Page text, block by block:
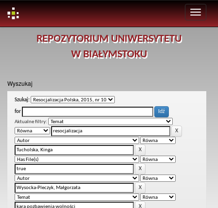
REPOZYTORIUM UNIWERSYTETU
W BIAŁYMSTOKU
Wyszukaj
Szukaj:
for
Aktualne filtry: